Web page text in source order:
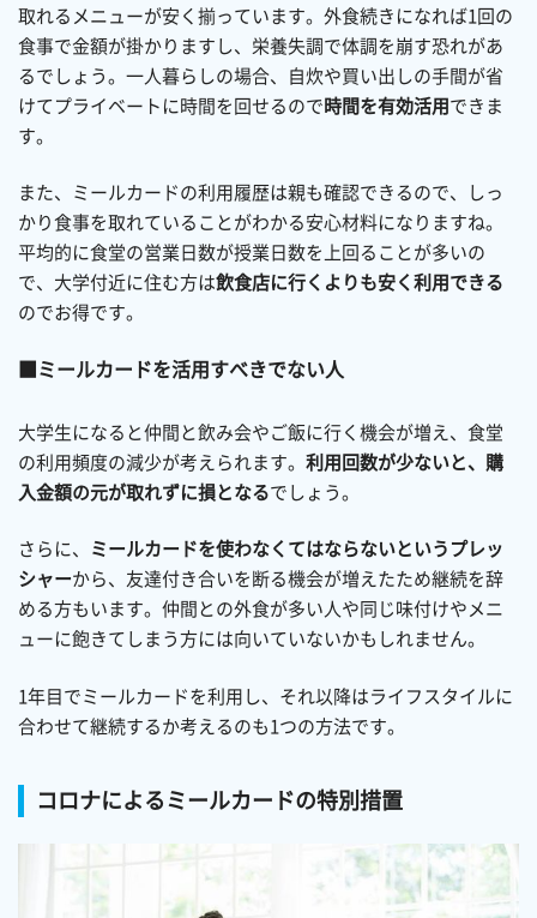
取れるメニューが安く揃っています。外食続きになれば1回の
食事で金額が掛かりますし、栄養失調で体調を崩す恐れがあ
るでしょう。一人暮らしの場合、自炊や買い出しの手間が省
けてプライベートに時間を回せるので 時間を有効活用 できま
す。
また、ミールカードの利用履歴は親も確認できるので、しっ
かり食事を取れていることがわかる安心材料になりますね。
平均的に食堂の営業日数が授業日数を上回ることが多いの
で、大学付近に住む方は飲食店に行くよりも安く利用 できる
のでお得です。
ミールカードを活用すべきでない人
大学生になると仲間と飲み会やご飯に行く機会が増え、食堂
の利用頻度の減少が考えられます。 利用回数が少ないと、購
入金額の元が取れずに損となるでしょう。
さらに、
ミールカードを使わなくてはならないというプレッ
シャーから、友達付き合いを断る機会が増えたため継続を辞
める方もいます。仲間との外食が多い人や同じ味付けやメニ
ューに飽きてしまう方には向いていないかもしれません。
1年目でミールカードを利用し、それ以降はライフスタイルに
合わせて継続するか考えるのも1つの方法です。
コロナによるミールカードの特別措置